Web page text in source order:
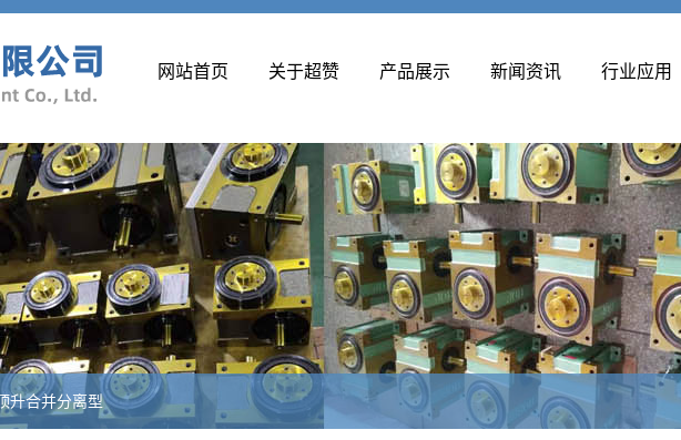
网站首页 关于超赞 产品展示 新闻资讯 行业应用
升合并分离型